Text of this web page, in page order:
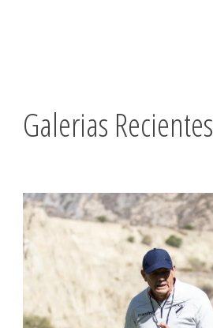
Galerias Recientes